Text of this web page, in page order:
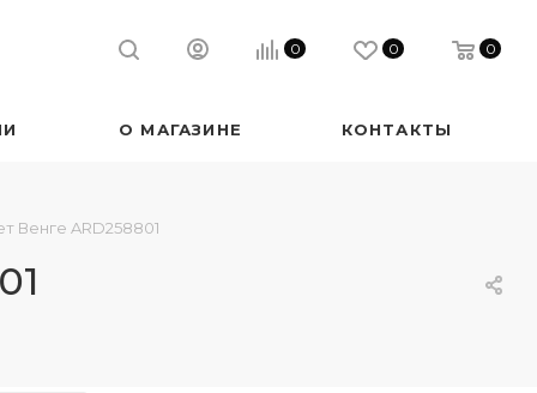
0 0 0
О МАГАЗИНЕ КОНТАКТЫ
Венге ARD258801